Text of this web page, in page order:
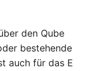
den Qube
bestehende
auch für das E